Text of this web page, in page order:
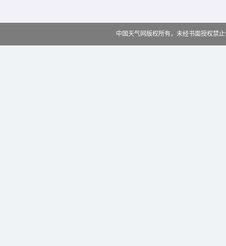
中国天气网版权所有，未经书面授权